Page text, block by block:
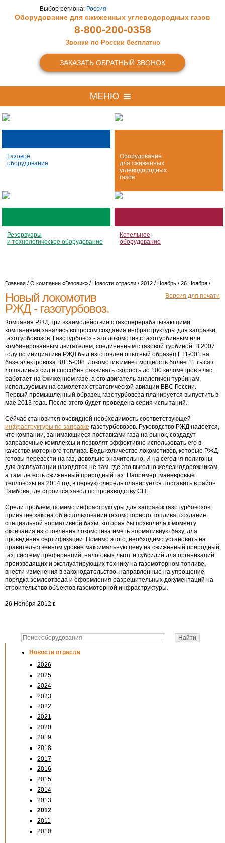
Выбор региона: Россия
Оборудование для сжиженных углеводородных газов
8-800-200-0358
Звонки по России бесплатно
ЗАКАЗАТЬ ОБРАТНЫЙ ЗВОНОК
МЕНЮ
Газовое
оборудование
Оборудование
для сжиженных
углеводородных
газов
Резервуары
и технологическое оборудование
Котельное
оборудование
Новости отрасли
2026
2025
2024
2023
2022
2021
2020
2019
2018
2017
2016
2015
2014
2013
2012
2011
2010
Главная / О компании «Газовик» / Новости отрасли / 2012 / Ноябрь / 26 Ноября /
Версия для печати
Новый локомотив
РЖД - газотурбовоз.
Компания РЖД при взаимодействии с газоперерабатывающими
компаниями занялись вопросом создания инфраструктуры для заправки
газотурбовозов. Газотурбовоз - это локомотив с газотурбинным или
комбинированным двигателем, соединенным с газовой турбиной. В 2007
году по инициативе РЖД был изготовлен опытный образец ГТ1-001 на
базе электровоза ВЛ15-008. Локомотив имеет мощность более 11 тысяч
лошадиных сил и способен развивать скорость до 100 километров в час,
работает на сжиженном газе, а его двигатель аналогичен турбинам,
используемым на самолетах стратегической авиации ВВС России.
Первый промышленный образец газотурбовоза планируется выпустить в
мае 2013 года. После этого будет проведена серия испытаний.
Сейчас становится очевидной необходимость соответствующей
инфраструктуры по заправке газотурбовозов. Руководство РЖД надеется,
что компании, занимающиеся поставками газа на рынок, создадут
заправочные комплексы и позволят эффективно использовать его в
качестве моторного топлива. Ведь количество локомотивов, которые РЖД
готовы перевести на газ, довольно значительно. И на сегодня полигоны
для эксплуатации находятся не там, где это выгодно железнодорожникам,
а там где есть сжиженный природный газ. Например, маневровые
тепловозы на 2014 год в первую очередь планируется поставить в район
Тамбова, где строится завод по производству СПГ.
Среди проблем, помимо инфраструктуры для заправок газотурбовозов,
принятие закона об использовании газомоторного топлива, создание
специальной нормативной базы, которая бы позволила к моменту
окончания изготовления локомотива иметь нормативную базу, для
проведения сертификации. Помимо этого, необходимо установить на
правительственном уровне максимальную цену на сжиженный природный
газ, систему преференций, налоговых льгот и субсидий для организаций,
производящих и эксплуатирующих технику на газомоторном топливе,
внести изменения в законодательство, направленные на упрощение
порядка землеотвода и оформления разрешительных документаций на
строительство объектов газомоторной инфраструктуры.
26 Ноября 2012 г.